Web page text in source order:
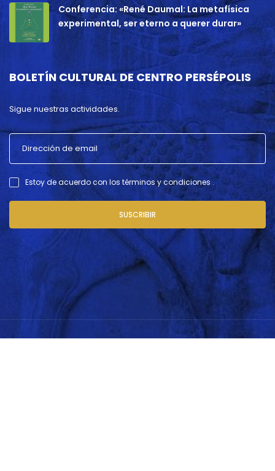
Conferencia: «René Daumal: La metafísica
experimental, ser eterno a querer durar»
BOLETÍN CULTURAL DE CENTRO PERSÉPOLIS
Sigue nuestras actividades.
Estoy de acuerdo con los términos y condiciones .
SUSCRIBIR